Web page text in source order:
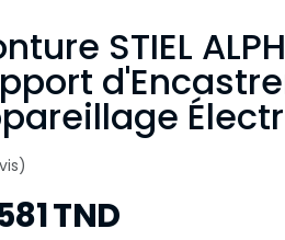
STIEL
TND